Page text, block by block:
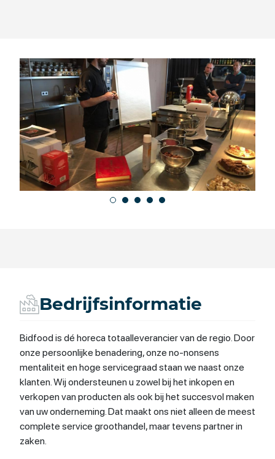
Bedrijfsinformatie
Bidfood is dé horeca totaalleverancier van de regio. Door
onze persoonlijke benadering, onze no-nonsens
mentaliteit en hoge servicegraad staan we naast onze
klanten. Wij ondersteunen u zowel bij het inkopen en
verkopen van producten als ook bij het succesvol maken
van uw onderneming. Dat maakt ons niet alleen de meest
complete service groothandel, maar tevens partner in
zaken.